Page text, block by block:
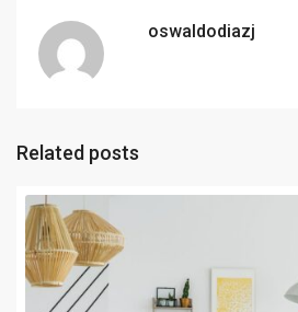
oswaldodiazj
Related posts